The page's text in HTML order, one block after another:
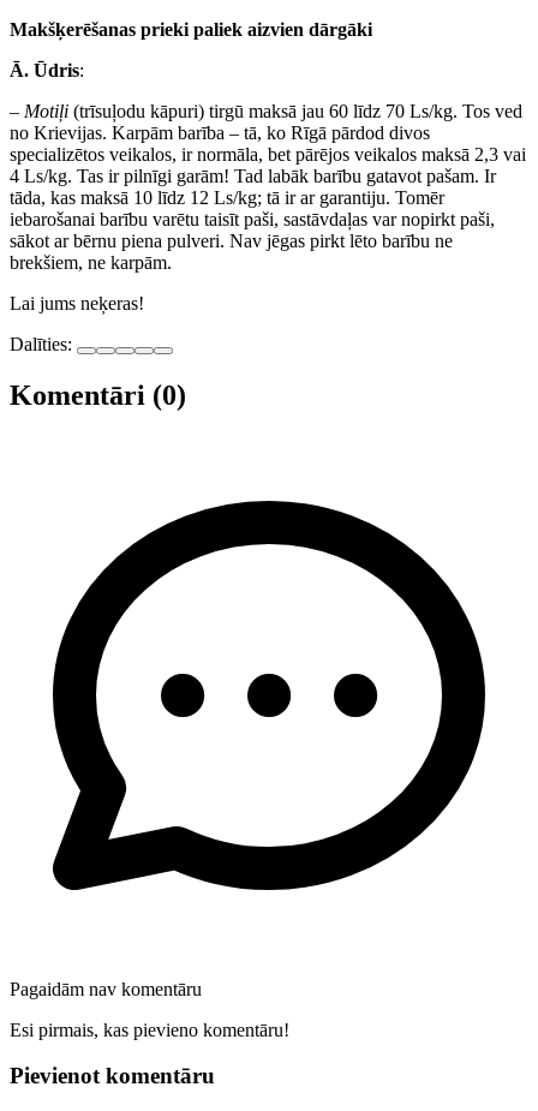
Makšķerēšanas prieki paliek aizvien dārgāki
Ā. Ūdris:
– Motiļi (trīsuļodu kāpuri) tirgū maksā jau 60 līdz 70 Ls/kg. Tos ved
no Krievijas. Karpām barība – tā, ko Rīgā pārdod divos
specializētos veikalos, ir normāla, bet pārējos veikalos maksā 2,3 vai
4 Ls/kg. Tas ir pilnīgi garām! Tad labāk barību gatavot pašam. Ir
tāda, kas maksā 10 līdz 12 Ls/kg; tā ir ar garantiju. Tomēr
iebarošanai barību varētu taisīt paši, sastāvdaļas var nopirkt paši,
sākot ar bērnu piena pulveri. Nav jēgas pirkt lēto barību ne
brekšiem, ne karpām.
Lai jums neķeras!
Dalīties:
Komentāri (0)
Pagaidām nav komentāru
Esi pirmais, kas pievieno komentāru!
Pievienot komentāru